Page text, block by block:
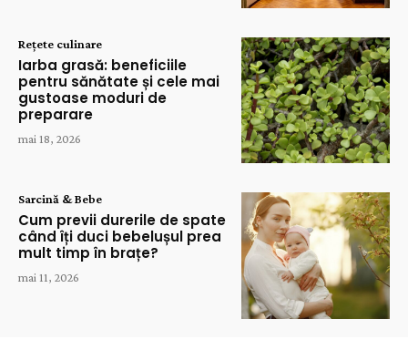
Rețete culinare
Iarba grasă: beneficiile
pentru sănătate și cele mai
gustoase moduri de
preparare
mai 18, 2026
Sarcină & Bebe
Cum previi durerile de spate
când îți duci bebelușul prea
mult timp în brațe?
mai 11, 2026